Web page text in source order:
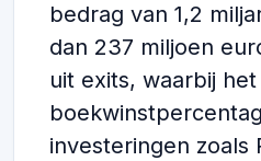
bedrag van 1,2
dan 237 miljoen
uit exits, waarbij het
investeringen zoals